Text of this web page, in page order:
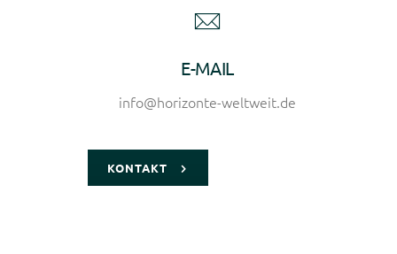
E-MAIL
info@horizonte-weltweit.de
KONTAKT